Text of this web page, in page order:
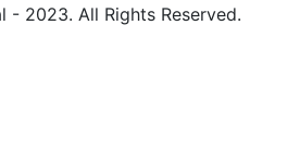
- 2023. All Rights Reserved.